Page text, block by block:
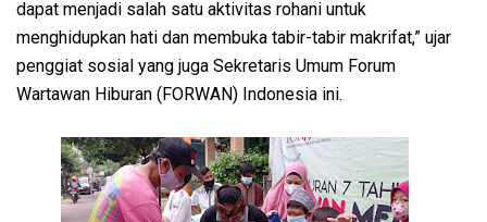
dapat menjadi salah satu aktivitas rohani untuk
menghidupkan hati dan membuka tabir-tabir makrifat,” ujar
penggiat sosial yang juga Sekretaris Umum Forum
Wartawan Hiburan (FORWAN) Indonesia ini.